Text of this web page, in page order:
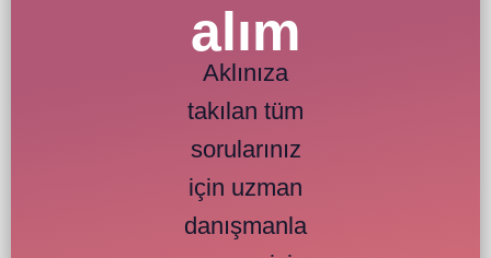
alım
Aklınıza
takılan tüm
sorularınız
için uzman
danışmanla